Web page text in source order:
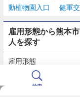
動植物園入口
健軍
雇用形態から熊本
人を探す
雇用形態
契約社員
検索